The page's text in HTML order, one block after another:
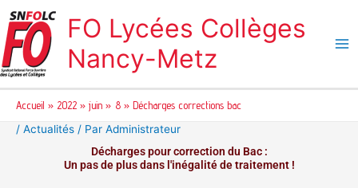
au
contenu
FO Lycées Collèges
Nancy-Metz
Accueil 2022 juin 8
Décharges corrections bac
/ Actualités / Par Administrateur
Décharges pour correction du Bac :
Un pas de plus dans l'inégalité de traitement !